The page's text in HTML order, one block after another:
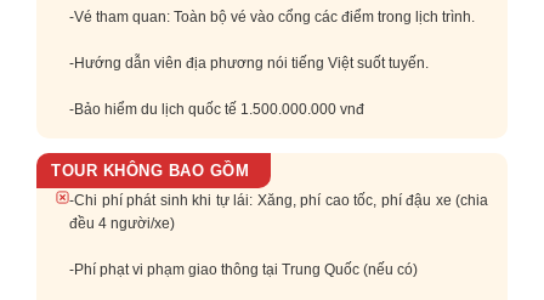
-Vé tham quan: Toàn bộ vé vào cổng các điểm trong lịch trình.
-Hướng dẫn viên địa phương nói tiếng Việt suốt tuyến.
-Bảo hiểm du lịch quốc tế 1.500.000.000 vnđ
TOUR KHÔNG BAO GỒM
-Chi phí phát sinh khi tự lái: Xăng, phí cao tốc, phí đậu xe (chia
đều 4 người/xe)
-Phí phạt vi phạm giao thông tại Trung Quốc (nếu có)